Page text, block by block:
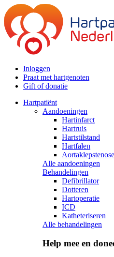
Inloggen
Praat met hartgenoten
Gift of donatie
Hartpatiënt
Aandoeningen
Hartinfarct
Hartruis
Hartstilstand
Hartfalen
Aortaklepstenose
Alle aandoeningen
Behandelingen
Defibrillator
Dotteren
Hartoperatie
ICD
Katheteriseren
Alle behandelingen
Help mee en